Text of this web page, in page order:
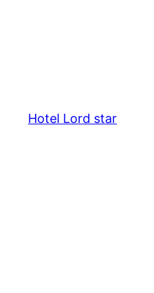
Hotel Lord star